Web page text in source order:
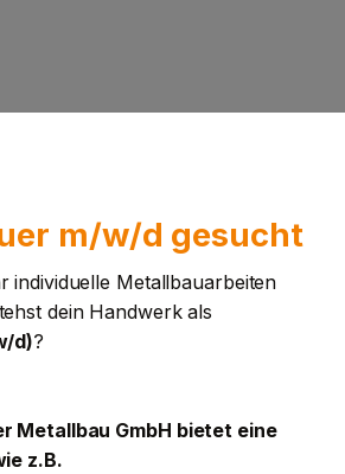
m/w/d gesucht
individuelle Metallbauarbeiten
dein Handwerk als
d)?
Metallbau GmbH bietet eine
z.B.